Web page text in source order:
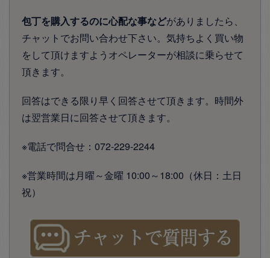
包丁を購入するのに心配な事などがありましたら、
チャットでお問い合わせ下さい。気持ちよく買い物
をして頂けますようオペレーターが相談に乗らせて
頂きます。
回答はできる限り早く回答させて頂きます。時間外
は翌営業日に回答させて頂きます。
※電話で問合せ：072-229-2244
※営業時間は月曜～金曜 10:00～18:00（休日：土日
祝）